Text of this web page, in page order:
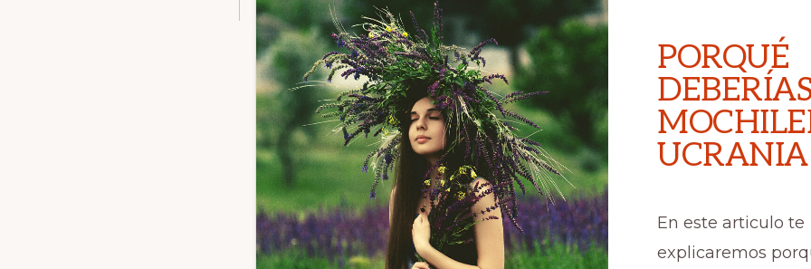
PORQUÉ
UCRANIA
En este articulo te
explicaremos